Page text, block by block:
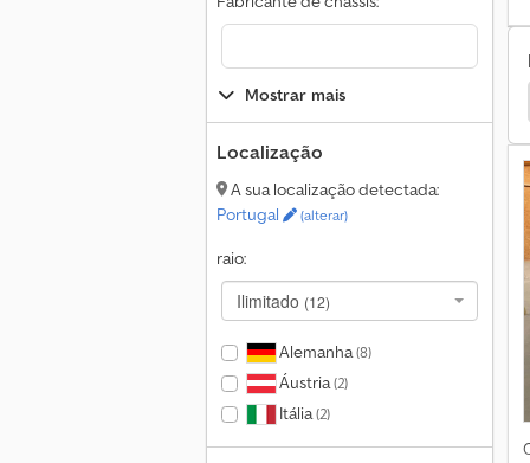
Mostrar mais
Localização
A sua localização detectada:
Portugal
(alterar)
raio:
Ilimitado (12)
Alemanha(8)
Áustria(2)
Itália(2)
Toyota Fbef Empilhadeiras Toyota Empilhadeiras